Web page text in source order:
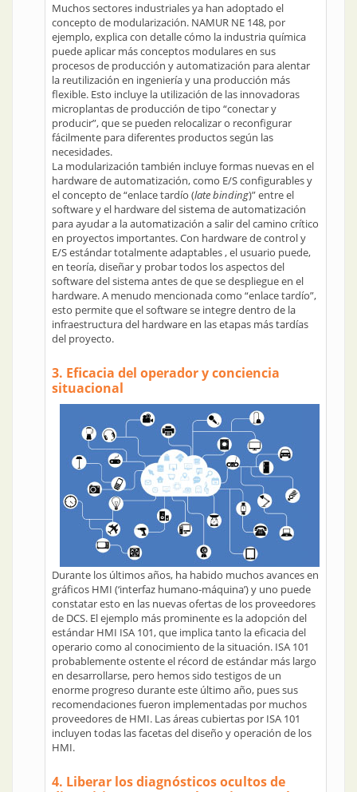
Muchos sectores industriales ya han adoptado el
concepto de modularización. NAMUR NE 148, por
ejemplo, explica con detalle cómo la industria química
puede aplicar más conceptos modulares en sus
procesos de producción y automatización para alentar
la reutilización en ingeniería y una producción más
flexible. Esto incluye la utilización de las innovadoras
microplantas de producción de tipo “conectar y
producir”, que se pueden relocalizar o reconfigurar
fácilmente para diferentes productos según las
necesidades.
La modularización también incluye formas nuevas en el
hardware de automatización, como E/S configurables y
el concepto de “enlace tardío (late binding)” entre el
software y el hardware del sistema de automatización
para ayudar a la automatización a salir del camino crítico
en proyectos importantes. Con hardware de control y
E/S estándar totalmente adaptables , el usuario puede,
en teoría, diseñar y probar todos los aspectos del
software del sistema antes de que se despliegue en el
hardware. A menudo mencionada como “enlace tardío”,
esto permite que el software se integre dentro de la
infraestructura del hardware en las etapas más tardías
del proyecto.
3. Eficacia del operador y conciencia
situacional
Durante los últimos años, ha habido muchos avances en
gráficos HMI (‘interfaz humano-máquina’) y uno puede
constatar esto en las nuevas ofertas de los proveedores
de DCS. El ejemplo más prominente es la adopción del
estándar HMI ISA 101, que implica tanto la eficacia del
operario como al conocimiento de la situación. ISA 101
probablemente ostente el récord de estándar más largo
en desarrollarse, pero hemos sido testigos de un
enorme progreso durante este último año, pues sus
recomendaciones fueron implementadas por muchos
proveedores de HMI. Las áreas cubiertas por ISA 101
incluyen todas las facetas del diseño y operación de los
HMI.
4. Liberar los diagnósticos ocultos de